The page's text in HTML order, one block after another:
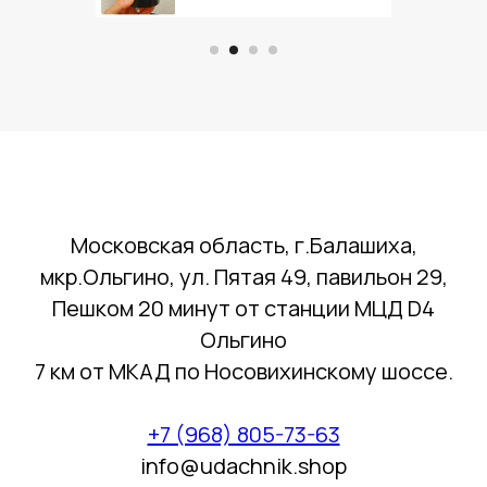
Московская область, г.Балашиха,
мкр.Ольгино, ул. Пятая 49, павильон 29,
Пешком 20 минут от станции МЦД D4
Ольгино
7 км от МКАД по Носовихинскому шоссе.
+7 (968) 805-73-63
info@udachnik.shop